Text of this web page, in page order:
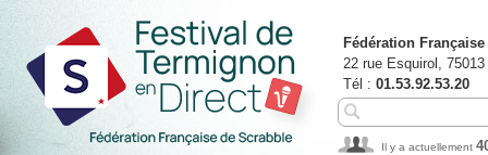
Fédération
22 rue Esquirol,
Tél : 01.53.92.53.20
Il y a actuellement